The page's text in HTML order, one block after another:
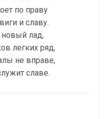
по праву
и славу.
новый лад,
легких ряд,
не вправе,
славе.